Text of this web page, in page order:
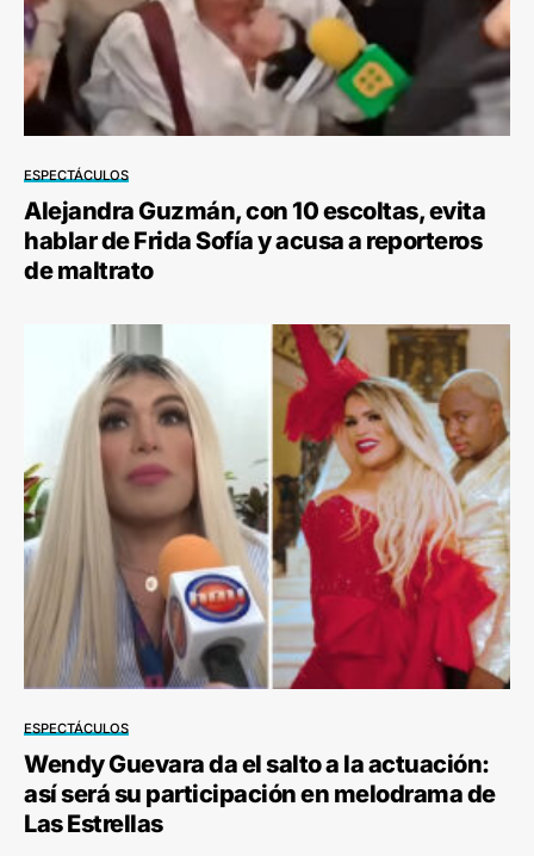
ESPECTÁCULOS
Alejandra Guzmán, con 10 escoltas, evita
hablar de Frida Sofía y acusa a reporteros
de maltrato
ESPECTÁCULOS
Wendy Guevara da el salto a la actuación:
así será su participación en melodrama de
Las Estrellas